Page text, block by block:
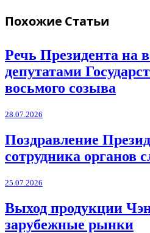
Похожие Статьи
Речь Президента на
депутатами
восьмого созыва
28.07.2026
Поздравление
сотрудника органов
25.07.2026
Выход продукции
зарубежные рынки